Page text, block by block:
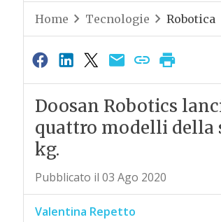
Home Tecnologie Robotica
Doosan Robotics
quattro modelli della
kg.
Pubblicato il 03 Ago 2020
Valentina Repetto